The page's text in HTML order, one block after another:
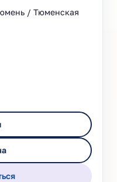
/ Тюменская